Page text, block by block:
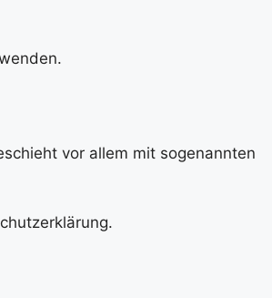
vor allem mit sogenannten